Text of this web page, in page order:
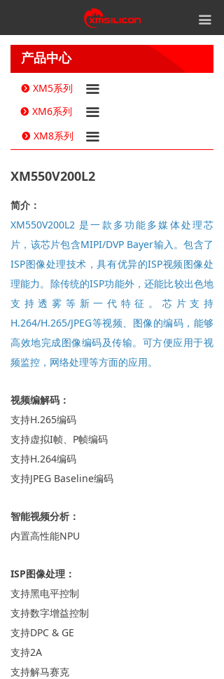
끀
产品中心
뀹 XM5系列 끀
뀹 XM6系列 끀
뀹 XM8系列 끀
简介：
XM550V200L2 是一款多功能多媒体处理芯
片，该芯片包含MIPI/DVP Bayer输入。包含了
ISP图像处理技术，具有优异的ISP视频图像处
理能力。除传统的ISP功能外，还能比较出色地
支持透雾等新一代特征。芯片支持
H.264/H.265/JPEG等视频、图像的编码，能够
高效地完成图像编码及传输。可方便应用于视
频监控，网络处理等方面的应用。
视频编解码：
支持H.265编码
支持虚拟I帧、P帧编码
支持H.264编码
支持JPEG Baseline编码
智能视频分析：
内置高性能NPU
ISP图像处理：
支持黑电平控制
支持数字增益控制
支持DPC & GE
支持2A
支持解马赛克
XM550V200L2